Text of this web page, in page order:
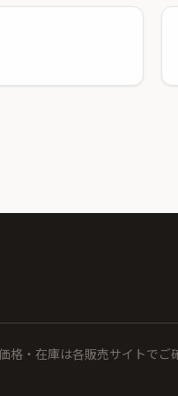
・在庫は各販売サイトでご